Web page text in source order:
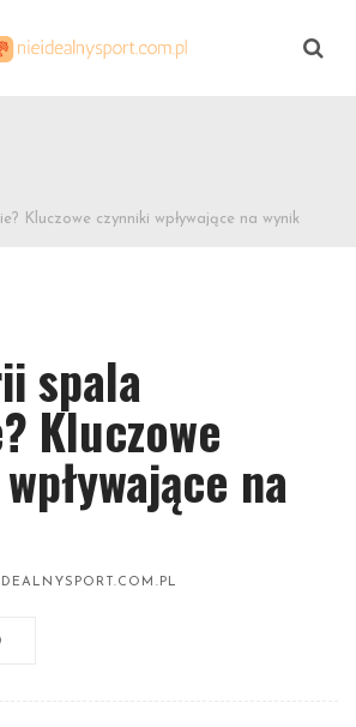
Kluczowe czynniki wpływające na wynik
spala
Kluczowe
na